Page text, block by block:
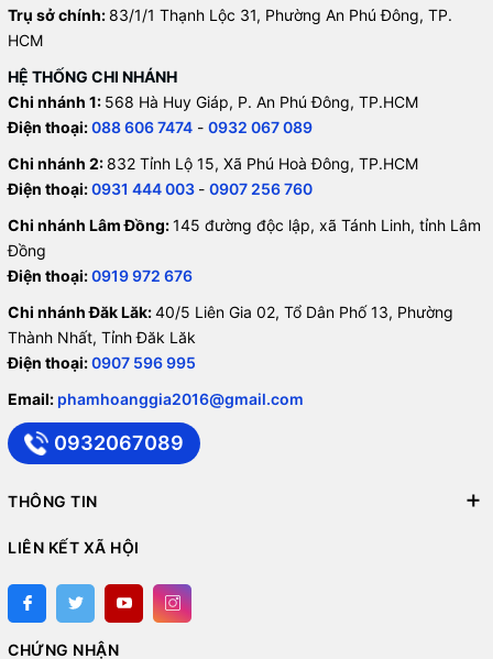
Trụ sở chính: 83/1/1 Thạnh Lộc 31, Phường An Phú Đông, TP.
HCM
HỆ THỐNG CHI NHÁNH
Chi nhánh 1: 568 Hà Huy Giáp, P. An Phú Đông, TP.HCM
Điện thoại:088 606 7474 - 0932 067 089
Chi nhánh 2: 832 Tỉnh Lộ 15, Xã Phú Hoà Đông, TP.HCM
Điện thoại:0931 444 003 - 0907 256 760
Chi nhánh Lâm Đồng:145 đường độc lập, xã Tánh Linh, tỉnh Lâm
Đồng
Điện thoại:0919 972 676
Chi nhánh Đăk Lăk:40/5 Liên Gia 02, Tổ Dân Phố 13, Phường
Thành Nhất, Tỉnh Đăk Lăk
Điện thoại:0907 596 995
Email: phamhoanggia2016@gmail.com
0932067089
THÔNG TIN
LIÊN KẾT XÃ HỘI
CHỨNG NHẬN